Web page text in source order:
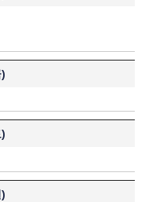
)
)
)